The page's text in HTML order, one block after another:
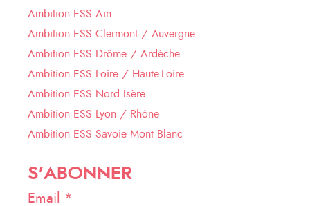
Ambition ESS Ain
Ambition ESS Clermont / Auvergne
Ambition ESS Drôme / Ardèche
Ambition ESS Loire / Haute-Loire
Ambition ESS Nord Isère
Ambition ESS Lyon / Rhône
Ambition ESS Savoie Mont Blanc
S'ABONNER
Email *